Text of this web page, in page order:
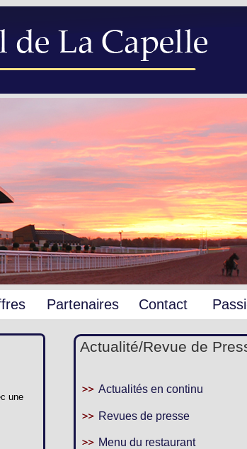
Partenaires Contact
une
Actualité/Revue de
Actualités en continu
Revues de presse
Menu du restaurant